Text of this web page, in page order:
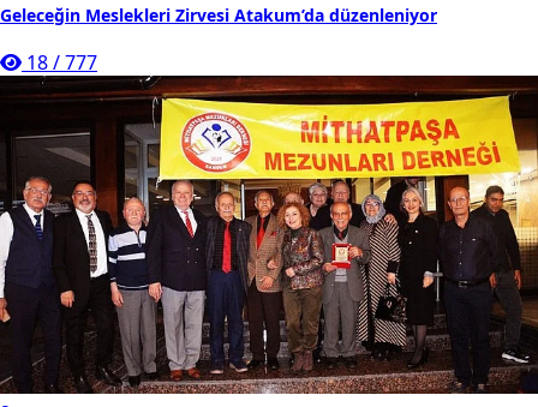
Geleceğin Meslekleri Zirvesi Atakum’da düzenleniyor
18/777